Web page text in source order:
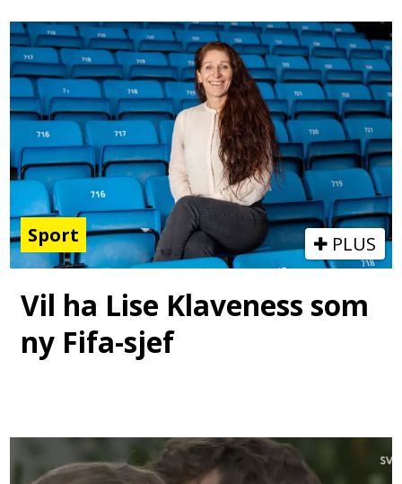
Sport PLUS
Vil ha Lise Klaveness som
ny Fifa-sjef